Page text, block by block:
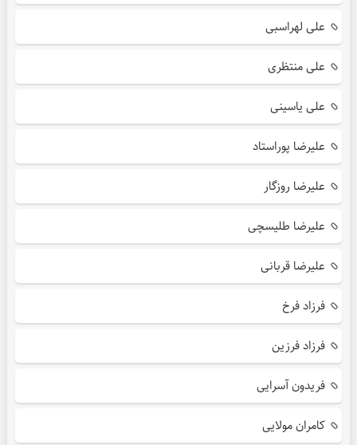
علی لهراسبی
علی منتظری
علی یاسینی
علیرضا پوراستاد
علیرضا روزگار
علیرضا طلیسچی
علیرضا قربانی
فرزاد فرخ
فرزاد فرزین
فریدون آسرایی
کامران مولایی